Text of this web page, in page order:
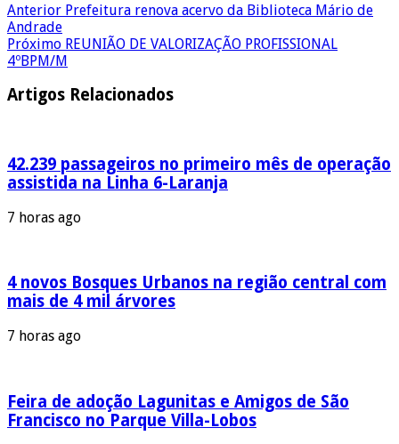
Anterior Prefeitura renova acervo da Biblioteca Mário de
Andrade
Próximo REUNIÃO DE VALORIZAÇÃO PROFISSIONAL
4ºBPM/M
Artigos Relacionados
42.239 passageiros no primeiro mês de operação
assistida na Linha 6-Laranja
7 horas ago
4 novos Bosques Urbanos na região central com
mais de 4 mil árvores
7 horas ago
Feira de adoção Lagunitas e Amigos de São
Francisco no Parque Villa-Lobos